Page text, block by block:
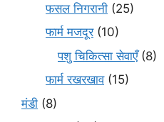
फसल निगरानी (25)
फार्म मजदूर(10)
पशु चिकित्सा सेवाएँ(8)
फार्म रखरखाव(15)
मंडी (8)